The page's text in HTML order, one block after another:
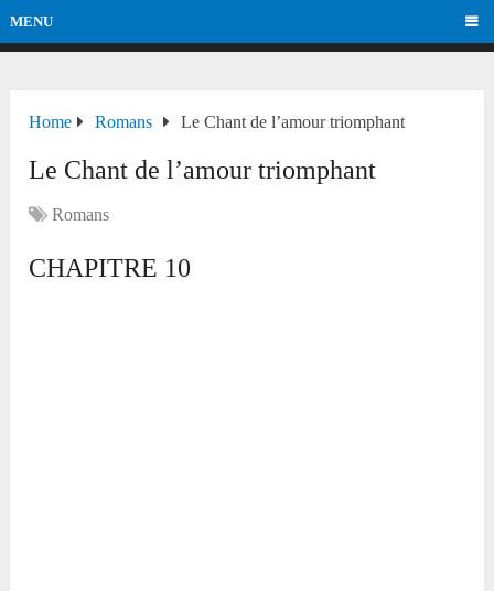
MENU
Home Romans Le Chant de l’amour triomphant
Le Chant de l’amour triomphant
Romans
CHAPITRE 10